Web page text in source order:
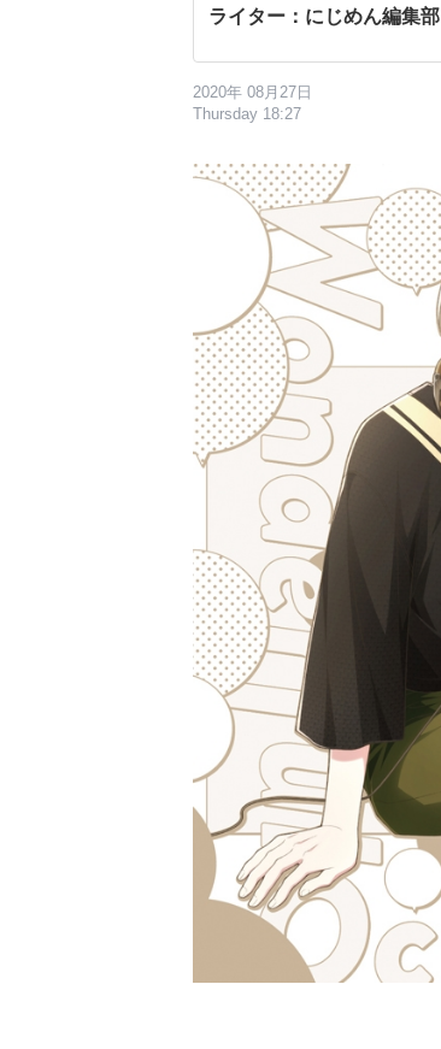
ライター：にじめん編集部
2020年 08月27日
Thursday 18:27